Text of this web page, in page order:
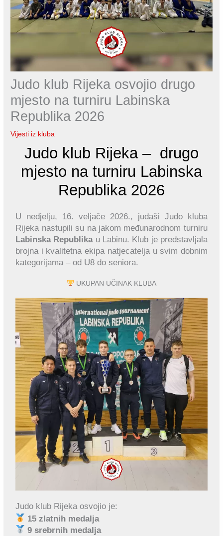
Judo klub Rijeka osvojio drugo
mjesto na turniru Labinska
Republika 2026
Vijesti iz kluba
Judo klub Rijeka – drugo
mjesto na turniru Labinska
Republika 2026
U nedjelju, 16. veljače 2026., judaši Judo kluba
Rijeka nastupili su na jakom međunarodnom turniru
Labinska Republikau Labinu. Klub je predstavljala
brojna i kvalitetna ekipa natjecatelja u svim dobnim
kategorijama – od U8 do seniora.
UKUPAN UČINAK KLUBA
Judo klub Rijeka osvojio je:
15 zlatnih medalja
9 srebrnih medalja